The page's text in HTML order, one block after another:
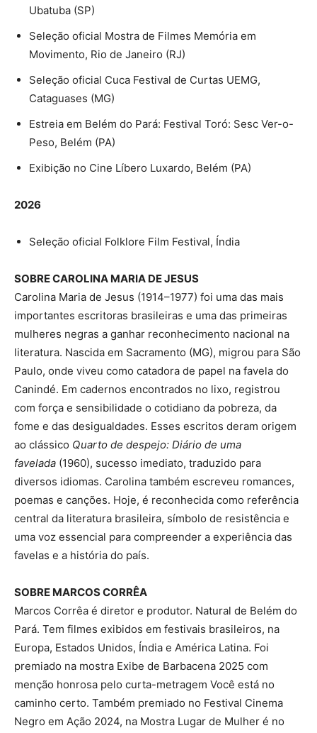
Ubatuba (SP)
Seleção oficial Mostra de Filmes Memória em
Movimento, Rio de Janeiro (RJ)
Seleção oficial Cuca Festival de Curtas UEMG,
Cataguases (MG)
Estreia em Belém do Pará: Festival Toró: Sesc Ver-o-
Peso, Belém (PA)
Exibição no Cine Líbero Luxardo, Belém (PA)
2026
Seleção oficial Folklore Film Festival, Índia
SOBRE CAROLINA MARIA DE JESUS
Carolina Maria de Jesus (1914–1977) foi uma das mais
importantes escritoras brasileiras e uma das primeiras
mulheres negras a ganhar reconhecimento nacional na
literatura. Nascida em Sacramento (MG), migrou para São
Paulo, onde viveu como catadora de papel na favela do
Canindé. Em cadernos encontrados no lixo, registrou
com força e sensibilidade o cotidiano da pobreza, da
fome e das desigualdades. Esses escritos deram origem
ao clássico Quarto de despejo: Diário de uma
favelada (1960), sucesso imediato, traduzido para
diversos idiomas. Carolina também escreveu romances,
poemas e canções. Hoje, é reconhecida como referência
central da literatura brasileira, símbolo de resistência e
uma voz essencial para compreender a experiência das
favelas e a história do país.
SOBRE MARCOS CORRÊA
Marcos Corrêa é diretor e produtor. Natural de Belém do
Pará. Tem filmes exibidos em festivais brasileiros, na
Europa, Estados Unidos, Índia e América Latina. Foi
premiado na mostra Exibe de Barbacena 2025 com
menção honrosa pelo curta-metragem Você está no
caminho certo. Também premiado no Festival Cinema
Negro em Ação 2024, na Mostra Lugar de Mulher é no